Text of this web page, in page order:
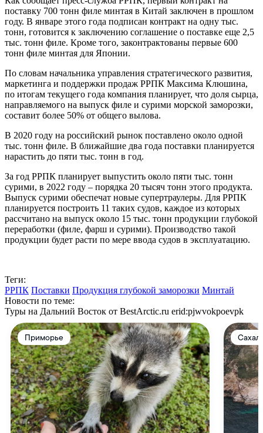
поставку 700 тонн филе минтая в Китай заключен в прошлом
году. В январе этого года подписан контракт на одну тыс.
тонн, готовится к заключению соглашение о поставке еще 2,5
тыс. тонн филе. Кроме того, законтрактованы первые 600
тонн филе минтая для Японии.
По словам начальника управления стратегического развития,
маркетинга и поддержки продаж РРПК Максима Клюшина,
по итогам текущего года компания планирует, что доля сырца,
направляемого на выпуск филе и сурими морской заморозки,
составит более 50% от общего вылова.
В 2020 году на российский рынок поставлено около одной
тыс. тонн филе. В ближайшие два года поставки планируется
нарастить до пяти тыс. тонн в год.
За год РРПК планирует выпустить около пяти тыс. тонн
сурими, в 2022 году – порядка 20 тысяч тонн этого продукта.
Выпуск сурими обеспечат новые супертраулеры. Для РРПК
планируется построить 11 таких судов, каждое из которых
рассчитано на выпуск около 15 тыс. тонн продукции глубокой
переработки (филе, фарш и сурими). Производство такой
продукции будет расти по мере ввода судов в эксплуатацию.
Теги:
РРПК Поставки Продукция глубокой заморозки Минтай
Новости по теме:
Туры на Дальний Восток от BestArctic.ru erid:pjwvokpoevpk